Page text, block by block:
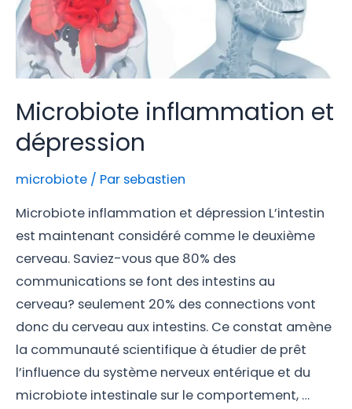
Microbiote inflammation et
dépression
microbiote / Par sebastien
Microbiote inflammation et dépression L’intestin
est maintenant considéré comme le deuxième
cerveau. Saviez-vous que 80% des
communications se font des intestins au
cerveau? seulement 20% des connections vont
donc du cerveau aux intestins. Ce constat amène
la communauté scientifique à étudier de prêt
l’influence du système nerveux entérique et du
microbiote intestinale sur le comportement, …